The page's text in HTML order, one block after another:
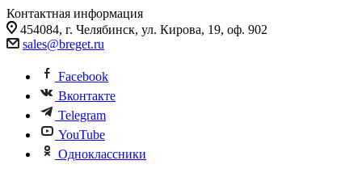
Контактная информация
454084, г. Челябинск, ул. Кирова, 19, оф. 902
sales@breget.ru
Facebook
Вконтакте
Telegram
YouTube
Одноклассники